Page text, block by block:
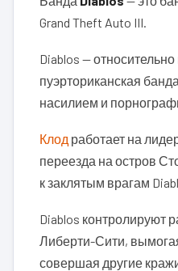
Grand Theft Auto III.
Diablos —
пуэрториканская
насилием и
Клод работает на
переезда на остров
к заклятым врагам
Diablos контролируют
Либерти-Сити,
совершая другие